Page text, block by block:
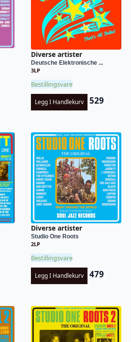
Diverse artister
Deutsche Elektronische ...
3LP
Bestillingsvare
Legg I Handlekurv 529
Diverse artister
Studio One Roots
2LP
Bestillingsvare
Legg I Handlekurv 479